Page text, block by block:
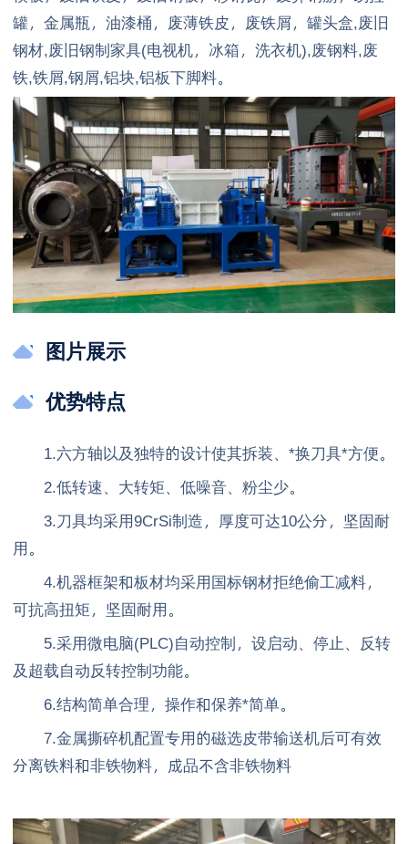
罐，金属瓶，油漆桶，废薄铁皮，废铁屑，罐头盒,废旧
钢材,废旧钢制家具(电视机，冰箱，洗衣机),废钢料,废
铁,铁屑,钢屑,铝块,铝板下脚料。
图片展示
优势特点
1.六方轴以及独特的设计使其拆装、*换刀具*方便。
2.低转速、大转矩、低噪音、粉尘少。
3.刀具均采用9CrSi制造，厚度可达10公分，坚固耐
用。
4.机器框架和板材均采用国标钢材拒绝偷工减料，
可抗高扭矩，坚固耐用。
5.采用微电脑(PLC)自动控制，设启动、停止、反转
及超载自动反转控制功能。
6.结构简单合理，操作和保养*简单。
7.金属撕碎机配置专用的磁选皮带输送机后可有效
分离铁料和非铁物料，成品不含非铁物料